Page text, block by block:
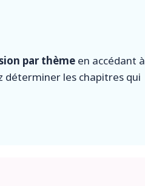
par thème en accédant à
déterminer les chapitres qui